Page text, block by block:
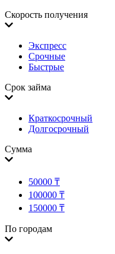
Скорость получения
Экспресс
Срочные
Быстрые
Срок займа
Краткосрочный
Долгосрочный
Сумма
50000 ₸
100000 ₸
150000 ₸
По городам